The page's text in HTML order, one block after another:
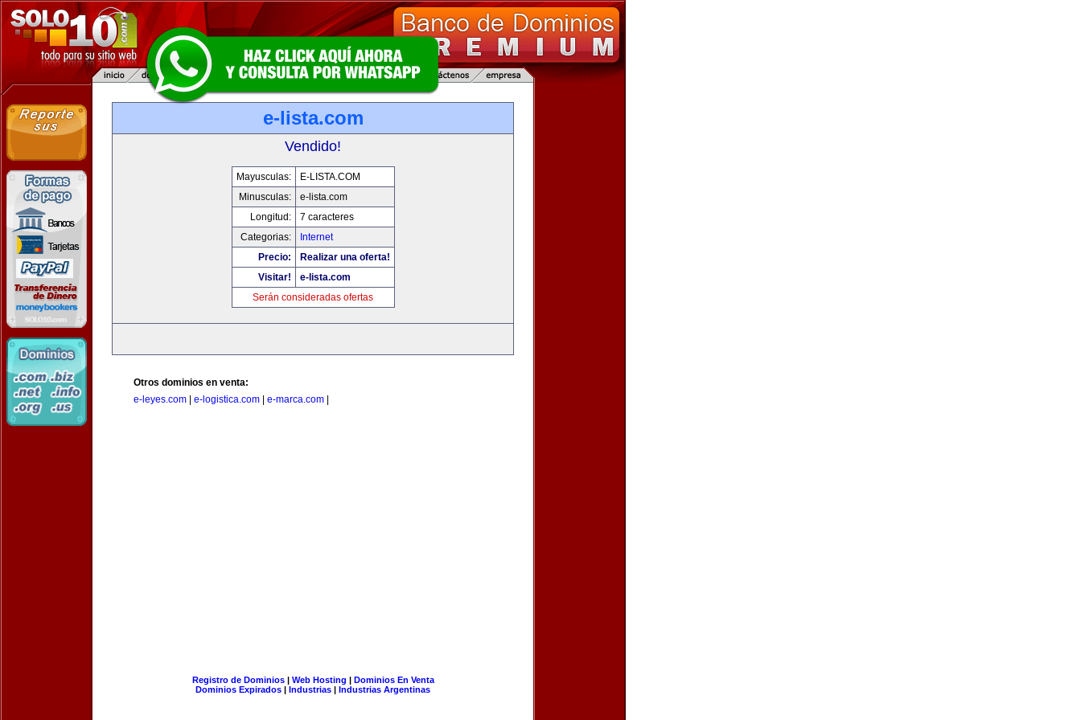
e-lista.com
Vendido!
Mayusculas:
E-LISTA.COM
Minusculas:
e-lista.com
Longitud:
7 caracteres
Categorias:
Internet
Precio:
Realizar una oferta!
Visitar!
e-lista.com
Serán consideradas ofertas
Otros dominios en venta:
e-leyes.com
e-logistica.com e-marca.com
Registro de Dominios| Web Hosting | Dominios En Venta
Dominios Expirados | Industrias | Industrias Argentinas